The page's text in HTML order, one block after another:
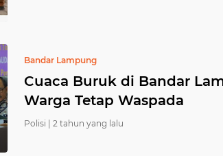
Bandar Lampung
Cuaca Buruk di Bandar
Warga Tetap Waspada
Polisi | 2 tahun yang lalu